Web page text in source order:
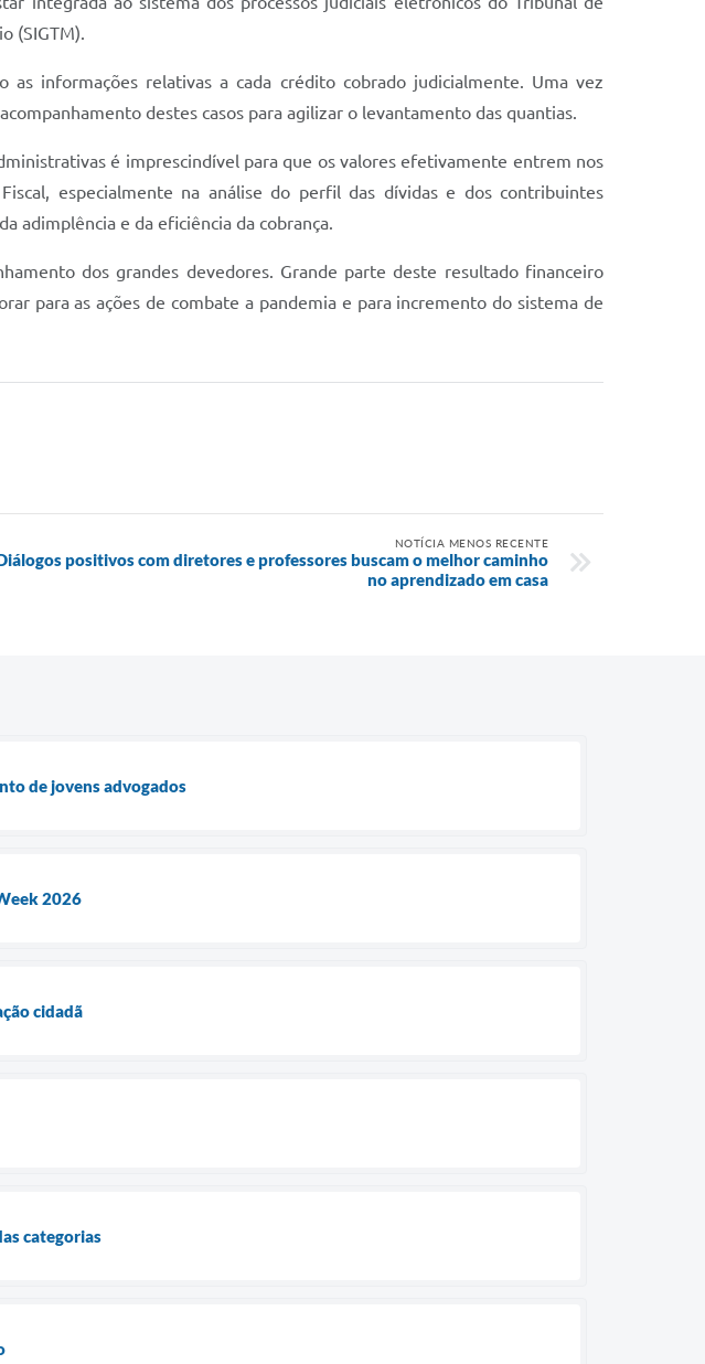
(SIGTM).
informações relativas a cada crédito cobrado judicialmente. Uma vez
destes casos para agilizar o levantamento das quantias.
é imprescindível para que os valores efetivamente entrem nos
especialmente na análise do perfil das dívidas e dos contribuintes
adimplência e da eficiência da cobrança.
dos grandes devedores. Grande parte deste resultado financeiro
para as ações de combate a pandemia e para incremento do sistema de
NOTÍCIA MENOS RECENTE
positivos com diretores e professores buscam o melhor caminho
no aprendizado em casa
de jovens advogados
2026
cidadã
categorias